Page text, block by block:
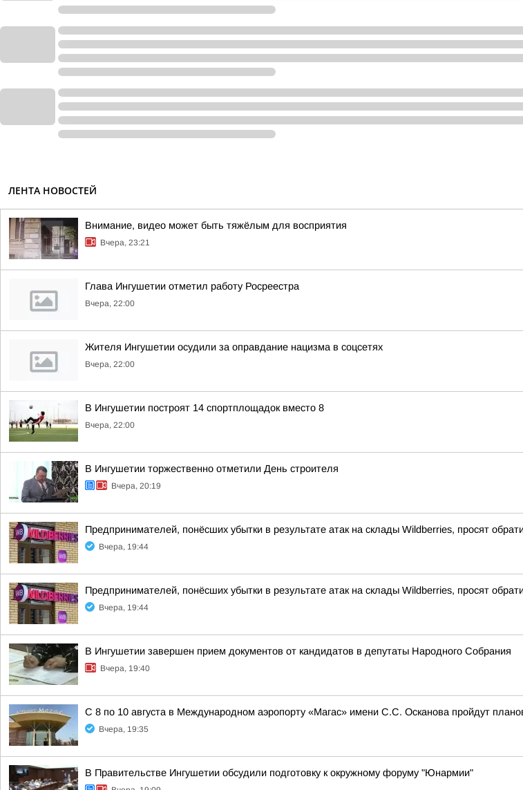
ЛЕНТА НОВОСТЕЙ
Внимание, видео может быть тяжёлым для восприятия
Вчера, 23:21
Глава Ингушетии отметил работу Росреестра
Вчера, 22:00
Жителя Ингушетии осудили за оправдание нацизма в соцсетях
Вчера, 22:00
В Ингушетии построят 14 спортплощадок вместо 8
Вчера, 22:00
В Ингушетии торжественно отметили День строителя
Вчера, 20:19
Предпринимателей, понёсших убытки в результате атак на склады Wildberries, просят
Вчера, 19:44
Предпринимателей, понёсших убытки в результате атак на склады Wildberries, просят
Вчера, 19:44
В Ингушетии завершен прием документов от кандидатов в депутаты Народного Собрания
Вчера, 19:40
С 8 по 10 августа в Международном аэропорту «Магас» имени С.С. Осканова пройдут
Вчера, 19:35
В Правительстве Ингушетии обсудили подготовку к окружному форуму "Юнармии"